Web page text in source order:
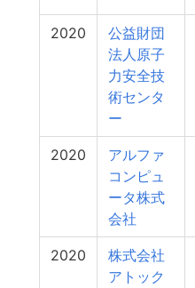
2020
公益財団
法人原子
力安全技
術センタ
ー
2020
アルファ
コンピュ
ータ株式
会社
2020
株式会社
アトック